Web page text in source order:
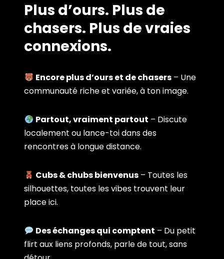
Plus d’ours. Plus de
chasers. Plus de vraies
connexions.
Encore plus d’ours et de chasers– Une
communauté riche et variée, à ton image.
Partout, vraiment partout – Discute
localement ou lance-toi dans des
rencontres à longue distance.
Cubs & chubs bienvenus– Toutes les
silhouettes, toutes les vibes trouvent leur
place ici.
Des échanges qui comptent – Du petit
flirt aux liens profonds, parle de tout, sans